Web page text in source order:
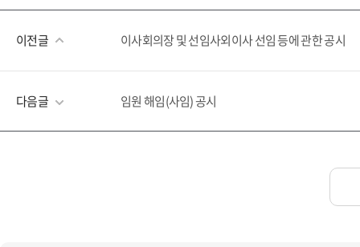
이전글 이사회의장 및 선임사외이사 선임 등에 관한 공시
다음글 임원 해임(사임) 공시